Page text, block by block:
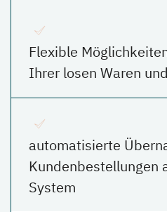
Flexible
Ihrer losen Waren
automatisierte
Kundenbestellungen
System